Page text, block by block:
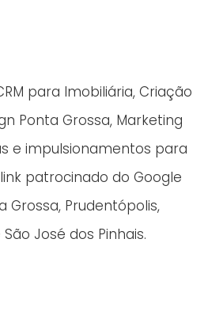
para Imobiliária, Criação
Ponta Grossa, Marketing
e impulsionamentos para
patrocinado do Google
Grossa, Prudentópolis,
José dos Pinhais.